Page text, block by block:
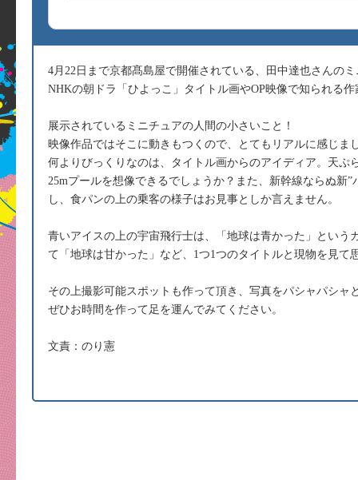
4月22日まで京都髙島屋で開催されている、田中達也さんの
NHKの朝ドラ「ひよっこ」タイトル画やOP映像で知られる
展示されているミニチュアの人間の小さいこと！
映像作品ではそこに動きもつくので、とてもリアルに感じま
何よりびっくりなのは、タイトル画からのアイディア。天ぷ
25mプールを想像できるでしょうか？また、新幹線ならぬ新
し、食パンの上の乗客の様子はお見事としか言えません。
青いアイスの上の宇宙飛行士は、「地球は青かった」という
て「地球は甘かった」など、1つ1つのタイトルと現物を見て
その上撮影可能スポットも作って頂き、写真をパシャパシャ
ぜひお時間を作って足を運んでみてください。
文責：のり憲